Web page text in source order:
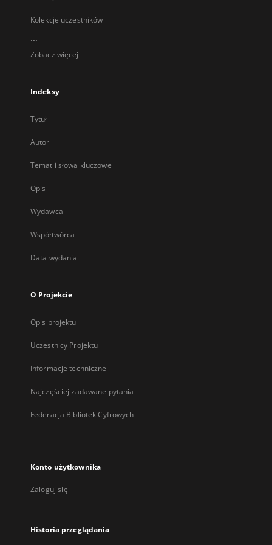
Kolekcje uczestników
...
Zobacz więcej
Indeksy
Tytuł
Autor
Temat i słowa kluczowe
Opis
Wydawca
Współtwórca
Data wydania
O Projekcie
Opis projektu
Uczestnicy Projektu
Informacje techniczne
Najczęściej zadawane pytania
Federacja Bibliotek Cyfrowych
Konto użytkownika
Zaloguj się
Historia przeglądania